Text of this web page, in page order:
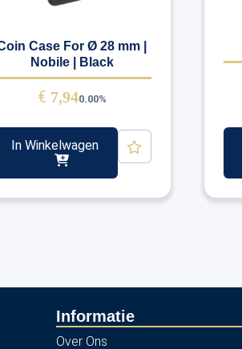
Case For Ø 28 mm |
Nobile | Black
€ 7,940.00%
In Winkelwagen
Informatie
Over Ons